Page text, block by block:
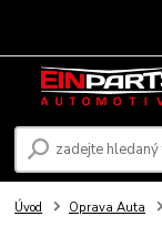
Úvod Oprava Auta